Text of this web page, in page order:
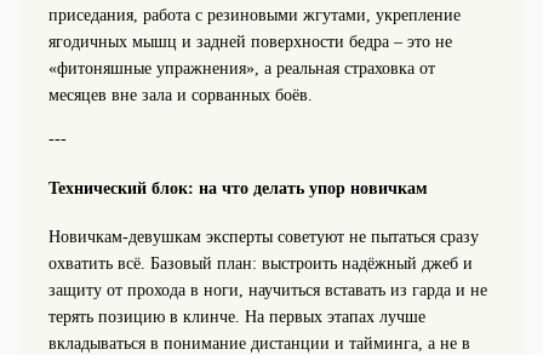
приседания, работа с резиновыми жгутами, укрепление
ягодичных мышц и задней поверхности бедра – это не
«фитоняшные упражнения», а реальная страховка от
месяцев вне зала и сорванных боёв.
---
Технический блок: на что делать упор новичкам
Новичкам-девушкам эксперты советуют не пытаться сразу
охватить всё. Базовый план: выстроить надёжный джеб и
защиту от прохода в ноги, научиться вставать из гарда и не
терять позицию в клинче. На первых этапах лучше
вкладываться в понимание дистанции и тайминга, а не в